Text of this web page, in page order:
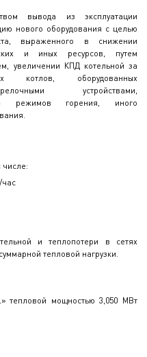
вывода из эксплуатации
нового оборудования с целью
выраженного в снижении
и иных ресурсов, путем
увеличении КПД котельной за
котлов, оборудованных
устройствами,
режимов горения, иного
числе:
час
и теплопотери в сетях
тепловой нагрузки.
тепловой мощностью 3,050 МВт